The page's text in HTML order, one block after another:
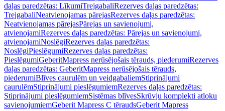
daļas paredzētas: LīkumiTrejgabaliRezerves daļas paredzētas:
TrejgabaliNeatvienojamas pārejasRezerves daļas paredzētas:
Neatvienojamas pārejasPārejas un savienojumi,
atvienojamiRezerves daļas paredzētas: Pārejas un savienojumi,
atvienojamiNoslēgiRezerves daļas paredzētas:
NoslēgiPieslēgumiRezerves daļas paredzētas:
PieslēgumiGeberitMapress nerūsējošais tērauds, piederumiRezerves
daļas paredzētas: GeberitMapress nerūsējošais tērauds,
piederumiBlīves caurulēm un veidgabaliemStiprinājumi
caurulēmStiprinājumi pieslēgumiemRezerves daļas paredzētas:
Stiprinājumi pieslēgumiemSistēmas blīvesSkrūvju komplekti atloku
savienojumiemGeberit Mapress C tēraudsGeberit Mapress